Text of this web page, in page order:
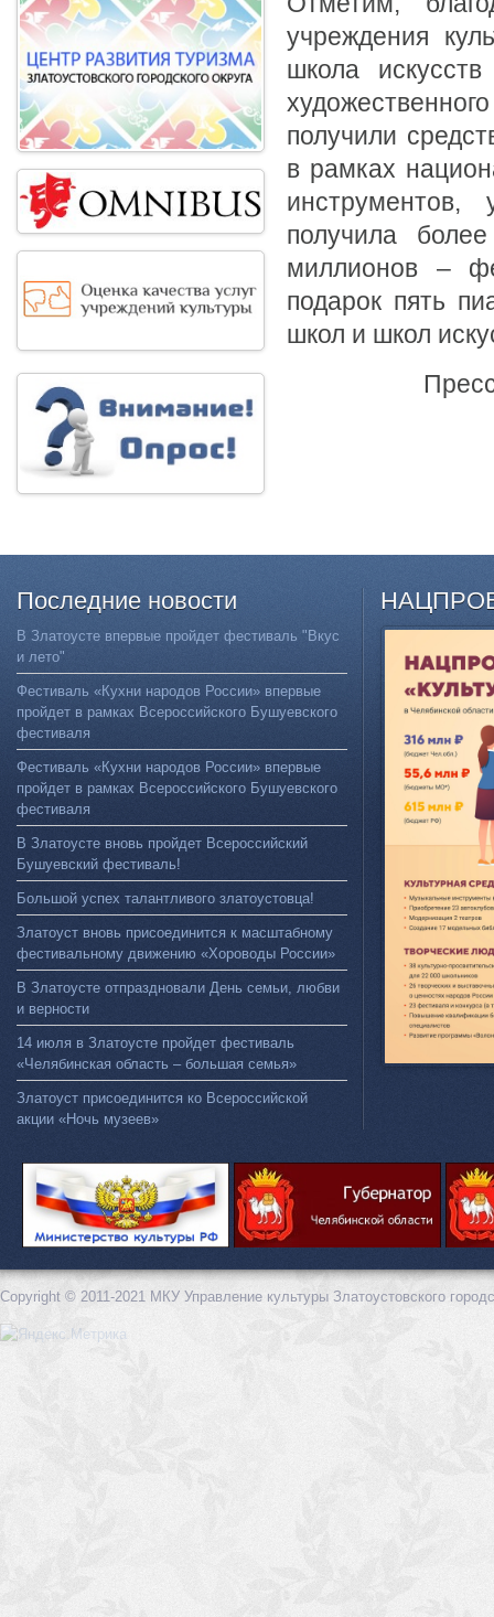
учреждения
школа
получили
в рамках
получила
миллионов –
подарок пять
школ и школ
Последние новости
В Златоусте впервые пройдет фестиваль "Вкус
и лето"
Фестиваль «Кухни народов России» впервые
пройдет в рамках Всероссийского Бушуевского
фестиваля
Фестиваль «Кухни народов России» впервые
пройдет в рамках Всероссийского Бушуевского
фестиваля
В Златоусте вновь пройдет Всероссийский
Бушуевский фестиваль!
Большой успех талантливого златоустовца!
Златоуст вновь присоединится к масштабному
фестивальному движению «Хороводы России»
В Златоусте отпраздновали День семьи, любви
и верности
14 июля в Златоусте пройдет фестиваль
«Челябинская область – большая семья»
Златоуст присоединится ко Всероссийской
акции «Ночь музеев»
Copyright © 2011-2021 МКУ Управление культуры Златоустовского